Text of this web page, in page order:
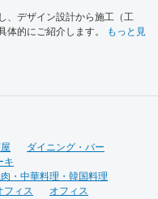
、デザイン設計から施工（工
体的にご紹介します。
もっと見
ダイニング・バー
キ
・中華料理・韓国料理
フィス
オフィス